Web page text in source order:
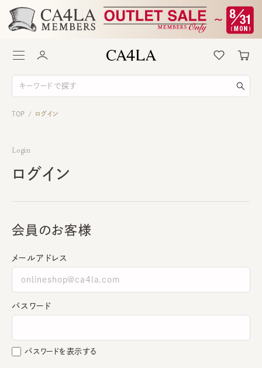
TOP / ログイン
Login
ログイン
会員のお客様
メールアドレス
パスワード
パスワードを表示する